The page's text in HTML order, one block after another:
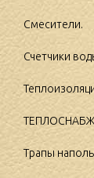
Смесители.
Счетчики
Трапы